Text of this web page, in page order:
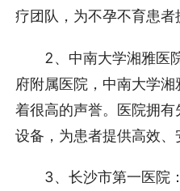
疗团队，为不孕不育患者
2、中南大学湘雅医院
府附属医院，中南大学
着很高的声誉。医院拥
设备，为患者提供高效、
3、长沙市第一医院：